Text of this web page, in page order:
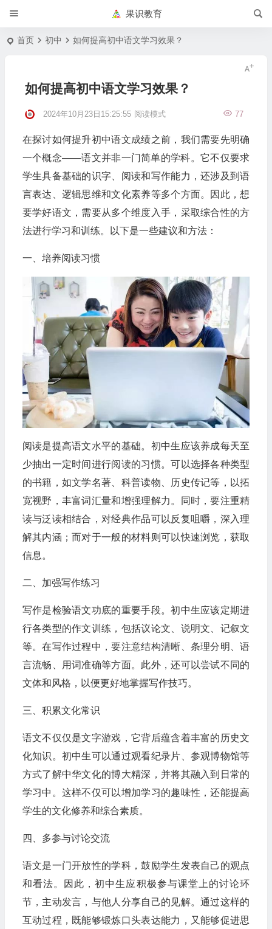
果识教育
首页 初中 如何提高初中语文学习效果？
如何提高初中语文学习效果？
2024年10月23日15:25:55 77
阅读模式
在探讨如何提升初中语文成绩之前，我们需要先明确
一个概念——语文并非一门简单的学科。它不仅要求
学生具备基础的识字、阅读和写作能力，还涉及到语
言表达、逻辑思维和文化素养等多个方面。因此，想
要学好语文，需要从多个维度入手，采取综合性的方
法进行学习和训练。以下是一些建议和方法：
一、培养阅读习惯
阅读是提高语文水平的基础。初中生应该养成每天至
少抽出一定时间进行阅读的习惯。可以选择各种类型
的书籍，如文学名著、科普读物、历史传记等，以拓
宽视野，丰富词汇量和增强理解力。同时，要注重精
读与泛读相结合，对经典作品可以反复咀嚼，深入理
解其内涵；而对于一般的材料则可以快速浏览，获取
信息。
二、加强写作练习
写作是检验语文功底的重要手段。初中生应该定期进
行各类型的作文训练，包括议论文、说明文、记叙文
等。在写作过程中，要注意结构清晰、条理分明、语
言流畅、用词准确等方面。此外，还可以尝试不同的
文体和风格，以便更好地掌握写作技巧。
三、积累文化常识
语文不仅仅是文字游戏，它背后蕴含着丰富的历史文
化知识。初中生可以通过观看纪录片、参观博物馆等
方式了解中华文化的博大精深，并将其融入到日常的
学习中。这样不仅可以增加学习的趣味性，还能提高
学生的文化修养和综合素质。
四、多参与讨论交流
语文是一门开放性的学科，鼓励学生发表自己的观点
和看法。因此，初中生应积极参与课堂上的讨论环
节，主动发言，与他人分享自己的见解。通过这样的
互动过程，既能够锻炼口头表达能力，又能够促进思